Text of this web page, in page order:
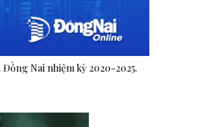
2025.